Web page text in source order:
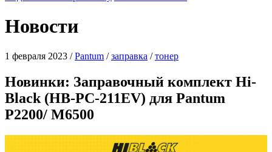
Новости
1 февраля 2023 /Pantum /заправка /тонер
Новинки: Заправочный комплект Hi-
Black (HB-PC-211EV) для Pantum
P2200/ M6500